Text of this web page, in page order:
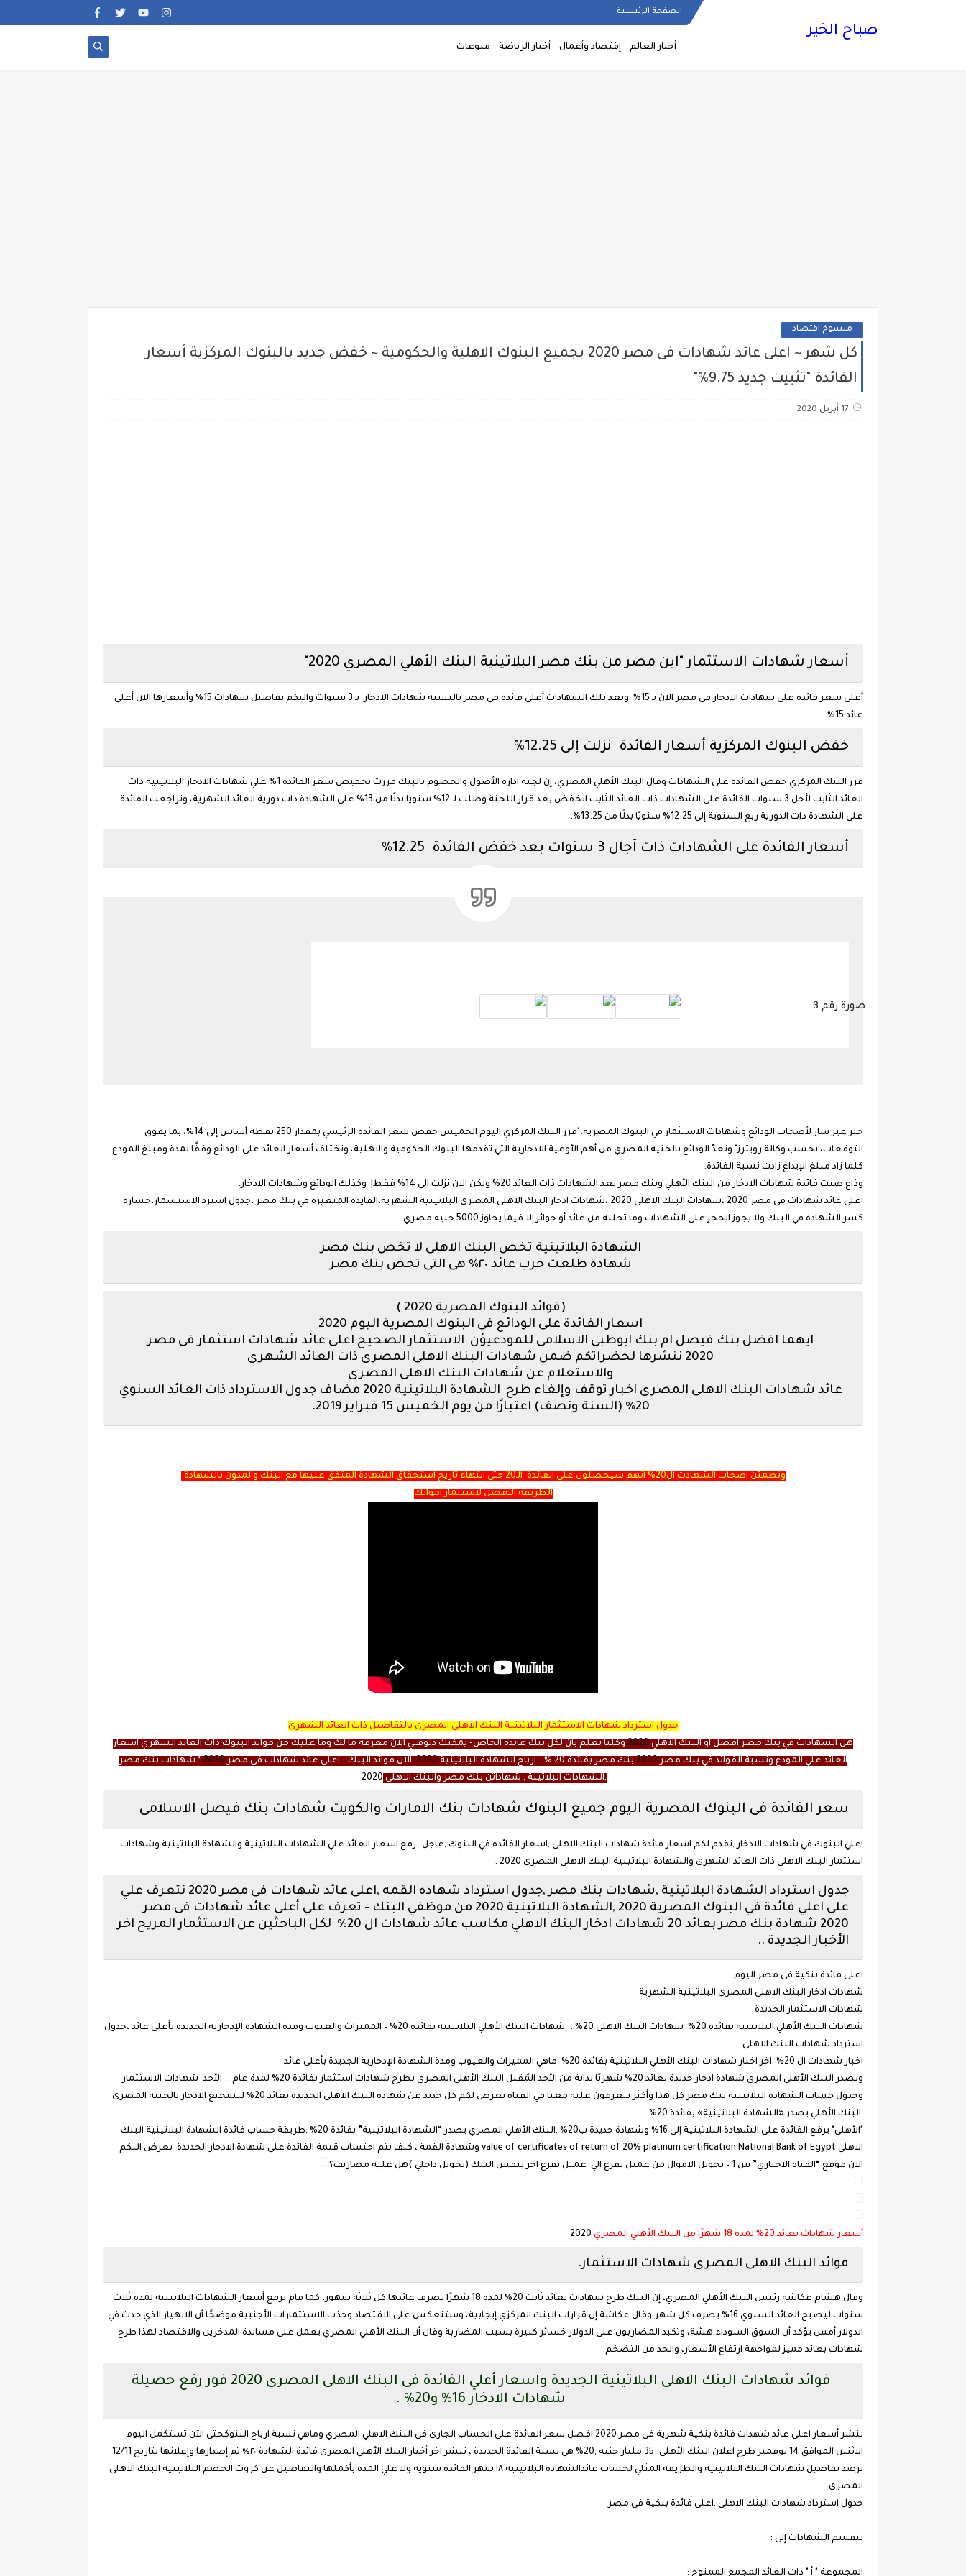
الصفحة الرئيسية
صباح الخير
أخبار العالم إقتصاد وأعمال أخبار الرياضة منوعات
منسوخ اقتصاد
كل شهر ~ اعلى عائد شهادات فى مصر 2020 بجميع البنوك الاهلية والحكومية ~ خفض جديد بالبنوك المركزية أسعار
الفائدة "تثبيت جديد 9.75%"
17 أبريل 2020
أسعار شهادات الاستثمار "ابن مصر من بنك مصر البلاتينية البنك الأهلي المصري 2020"
أعلى سعر فائدة على شهادات الادخار فى مصر الان بـ 15% ,وتعد تلك الشهادات أعلى فائدة فى مصر بالنسبة شهادات الادخار بـ 3 سنوات واليكم تفاصيل شهادات 15% وأسعارها الآن أعلى
عائد 15% .
خفض البنوك المركزية أسعار الفائدة نزلت إلى 12.25%
قرر البنك المركزي خفض الفائدة على الشهادات وقال البنك الأهلي المصري، إن لجنة ادارة الأصول والخصوم بالبنك قررت تخفيض سعر الفائدة 1% علي شهادات الادخار البلاتينية ذات
العائد الثابت لأجل 3 سنوات الفائدة على الشهادات ذات العائد الثابت انخفض بعد قرار اللجنة وصلت لـ 12% سنويا بدلًا من 13% على الشهادة ذات دورية العائد الشهرية، وتراجعت الفائدة
على الشهادة ذات الدورية ربع السنوية إلى 12.25% سنويًا بدلًا من 13.25%.
أسعار الفائدة على الشهادات ذات آجال 3 سنوات بعد خفض الفائدة 12.25%
خبر غير سار لأصحاب الودائع وشهادات الاستثمار في البنوك المصرية:"قرر البنك المركزي اليوم الخميس خفض سعر الفائدة الرئيسي بمقدار 250 نقطة أساس إلى 14%، بما يفوق
التوقعات، بحسب وكالة رويترز" وتعدّ الودائع بالجنيه المصري من أهم الأوعية الادخارية التي تقدمها البنوك الحكومية والاهلية، وتختلف أسعار العائد على الودائع وفقًا لمدة ومبلغ المودع
كلما زاد مبلغ الإيداع زادت نسبة الفائدة.
وذاع صيت فائدة شهادات الادخار من البنك الأهلي وبنك مصر بعد الشهادات ذات العائد 20% ولكن الان نزلت الى 14% فقط| وكذلك الودائع وشهادات الادخار.
اعلى عائد شهادات فى مصر 2020 ،شهادات البنك الاهلى 2020 ،شهادات ادخار البنك الاهلى المصرى البلاتينية الشهرية،الفايده المتغيره في بنك مصر ،جدول استرد الاستسمار،خساره
كسر الشهاده في البنك ولا يجوز الحجز على الشهادات وما تجلبه من عائد أو جوائز إلا فيما يجاوز 5000 جنيه مصري.
الشهادة البلاتينية تخص البنك الاهلى لا تخص بنك مصر
شهادة طلعت حرب عائد ٢٠% هى التى تخص بنك مصر
(فوائد البنوك المصرية 2020 )
اسعار الفائدة على الودائع فى البنوك المصرية اليوم 2020
ايهما افضل بنك فيصل ام بنك ابوظبى الاسلامى للمودعيؤن الاستثمار الصحيح اعلى عائد شهادات استثمار فى مصر
2020 ننشرها لحضراتكم ضمن شهادات البنك الاهلى المصرى ذات العائد الشهرى
والاستعلام عن شهادات البنك الاهلى المصرى
عائد شهادات البنك الاهلى المصرى اخبار توقف وإلغاء طرح الشهادة البلاتينية 2020 مضاف جدول الاسترداد ذات العائد السنوي
20% (السنة ونصف) اعتبارًا من يوم الخميس 15 فبراير 2019.
ونطمئن أصحاب الشهادت ال20% أنهم سيحصلون على الفائدة الـ20 حتي أنتهاء تاريخ استحقاق الشهادة المتفق عليها مع البنك والمدون بالشهادة.
الطريقة الأفضل لاستثمار أموالك
جدول استرداد شهادات الاستثمار البلاتينية البنك الاهلى المصرى بالتفاصيل ذات العائد الشهرى
هل الشهادات في بنك مصر أفضل أو البنك الأهلي 2020 وكلنا نعلم بأن لكل بنك عائده الخاص- يمكنك دلوقتي الان معرفة ما لك وما عليك من فوائد البنوك ذات العائد الشهري اسعار
العائد علي المودع ونسبة الفوائد في بنك مصر 2020 بنك مصر بفائدة 20 % - ارباح الشهادة البلاتينية 2020 ,الان فوائد البنك - اعلى عائد شهادات فى مصر 2020 * شهادات بنك مصر
,الشهادات البلاتينة , شهاداتن بنك مصر والبنك الاهلى 2020
سعر الفائدة فى البنوك المصرية اليوم جميع البنوك شهادات بنك الامارات والكويت شهادات بنك فيصل الاسلامى
اعلي البنوك في شهادات الادخار ,نقدم لكم اسعار فائدة شهادات البنك الاهلى ,اسعار الفائده في البنوك ,عاجل..رفع اسعار العائد علي الشهادات البلاتينية والشهادة البلاتينية وشهادات
استثمار البنك الاهلى ذات العائد الشهرى والشهادة البلاتينية البنك الاهلى المصرى 2020
.
جدول استرداد الشهادة البلاتينية ,شهادات بنك مصر ,جدول استرداد شهاده القمه ,اعلى عائد شهادات فى مصر
2020 نتعرف علي
على اعلي فائدة في البنوك المصرية 2020 ,الشهادة البلاتينية 2020 من موظفي البنك - تعرف علي أعلى عائد شهادات فى مصر
2020 شهادة بنك مصر بعائد 20 شهادات ادخار البنك الاهلي مكاسب عائد شهادات ال 20% لكل الباحثين عن الاستثمار المريح اخر
الأخبار الجديدة ..
اعلى فائدة بنكية فى مصر اليوم
شهادات ادخار البنك الاهلى المصرى البلاتينية الشهرية
شهادات الاستثمار الجديدة
شهادات البنك الأهلي البلاتينية بفائدة 20% شهادات البنك الاهلى 20% .. شهادات البنك الأهلي البلاتينية بفائدة 20% – المميزات والعيوب ومدة الشهادة الإدخارية الجديدة بأعلى عائد ،جدول
استرداد شهادات البنك الاهلى.
اخبار شهادات ال 20% ,اخر اخبار شهادات البنك الأهلي البلاتينية بفائدة 20% ,ماهي المميزات والعيوب ومدة الشهادة الإدخارية الجديدة بأعلى عائد
ويصدر البنك الأهلي المصري شهادة ادخار جديدة بعائد 20% شهريًا بداية من الأحد المُقبل البنك الأهلي المصري يطرح شهادات استثمار بفائدة 20% لمدة عام .. الأحد شهادات الاستثمار
وجدول حساب الشهادة البلاتينية بنك مصر كل هذا وأكثر تتعرفون عليه معنا في القناة نعرض لكم كل جديد عن شهادة البنك الاهلى الجديدة بعائد 20% لتشجيع الادخار بالجنيه المصرى
,البنك الأهلي يصدر «الشهادة البلاتينية» بفائدة 20% .
"الأهلى" يرفع الفائدة على الشهادة البلاتينية إلى 16% وشهادة جديدة ب20% ,البنك الأهلي المصري يصدر “الشهادة البلاتينية” بفائدة 20% ,طريقة حساب فائدة الشهادة البلاتينية البنك
الاهلي value of certificates of return of 20% platinum certification National Bank of Egypt وشهادة القمة ، كيف يتم احتساب قيمة الفائدة على شهادة الادخار الجديدة يعرض اليكم
الان موقع “القناة الاخباري” س 1 – تحويل الاموال من عميل بفرع الي عميل بفرع اخر بنفس البنك (تحويل داخلي )هل عليه مصاريف؟
أسعار شهادات بعائد 20% لمدة 18 شهرًا من البنك الأهلي المصري 2020
فوائد البنك الاهلى المصرى شهادات الاستثمار.
وقال هشام عكاشة رئيس البنك الأهلي المصري، إن البنك طرح شهادات بعائد ثابت 20% لمدة 18 شهرًا يصرف عائدها كل ثلاثة شهور، كما قام برفع أسعار الشهادات البلاتينية لمدة ثلاث
سنوات ليصبح العائد السنوي 16% يصرف كل شهر.وقال عكاشة إن قرارات البنك المركزي إيجابية، وستنعكس على الاقتصاد وجذب الاستثمارات الأجنبية موضحًا أن الانهيار الذي حدث في
الدولار أمس يؤكد أن السوق السوداء هشة، وتكبد المضاربون على الدولار خسائر كبيرة بسبب المضاربة وقال أن البنك الأهلي المصري يعمل على مساندة المدخرين والاقتصاد لهذا طرح
شهادات بعائد مميز لمواجهة ارتفاع الأسعار، والحد من التضخم.
فوائد شهادات البنك الاهلى البلاتينية الجديدة واسعار أعلي الفائدة فى البنك الاهلى المصرى 2020 فور رفع حصيلة
شهادات الادخار 16% و20% .
ننشر أسعار اعلى عائد شهدات فائدة بنكية شهرية فى مصر 2020 افضل سعر الفائدة على الحساب الجارى فى البنك الاهلي المصري وماهي نسبة ارباح البنوكحتى الآن تستكمل اليوم
الاثنين الموافق 14 نوفمبر طرح اعلان البنك الأهلى: 35 مليار جنيه ,20% هي نسبة الفائدة الجديدة ، ننشر اخر أخبار البنك الأهلي المصرى فائدة الشهادة ٢٠٪ تم إصدارها وإعلانها بتاريخ 12/11
نرصد تفاصيل شهادات البنك البلاتينيه والطريقة المثلي لحساب عائدالشهاده البلاتينيه ١٨ شهر الفائده سنويه ولا علي المده بأكملها والتفاصيل عن كروت الخصم البلاتينية البنك الاهلى
المصرى
جدول استرداد شهادات البنك الاهلى ,اعلى فائدة بنكية فى مصر
تنقسم الشهادات إلى :
المجموعة " أ " ذات العائد المجمع الممنوح :